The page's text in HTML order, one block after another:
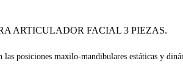
ARTICULADOR FACIAL 3 PIEZAS.
las posiciones maxilo-mandibulares estáticas y